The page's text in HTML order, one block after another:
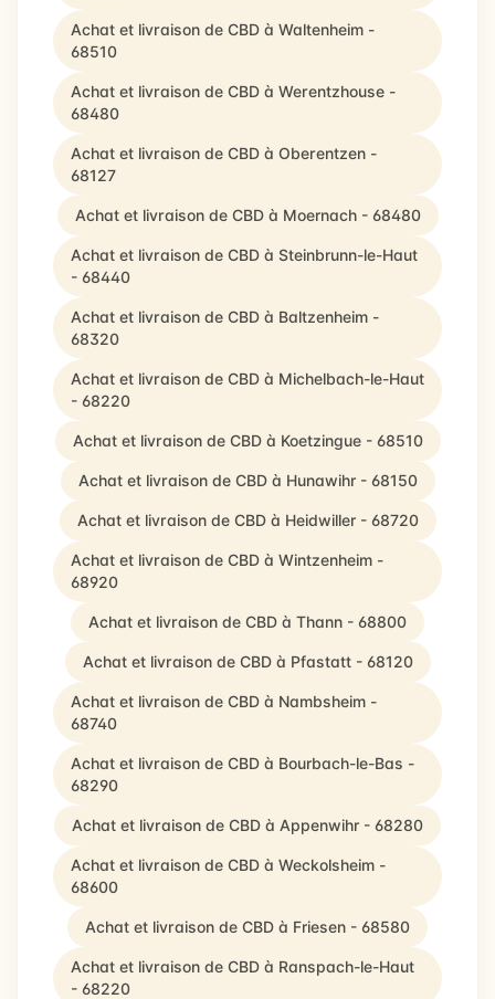
Achat et livraison de CBD à Waltenheim -
68510
Achat et livraison de CBD à Werentzhouse -
68480
Achat et livraison de CBD à Oberentzen -
68127
Achat et livraison de CBD à Moernach - 68480
Achat et livraison de CBD à Steinbrunn-le-Haut
- 68440
Achat et livraison de CBD à Baltzenheim -
68320
Achat et livraison de CBD à Michelbach-le-Haut
- 68220
Achat et livraison de CBD à Koetzingue - 68510
Achat et livraison de CBD à Hunawihr - 68150
Achat et livraison de CBD à Heidwiller - 68720
Achat et livraison de CBD à Wintzenheim -
68920
Achat et livraison de CBD à Thann - 68800
Achat et livraison de CBD à Pfastatt - 68120
Achat et livraison de CBD à Nambsheim -
68740
Achat et livraison de CBD à Bourbach-le-Bas -
68290
Achat et livraison de CBD à Appenwihr - 68280
Achat et livraison de CBD à Weckolsheim -
68600
Achat et livraison de CBD à Friesen - 68580
Achat et livraison de CBD à Ranspach-le-Haut
- 68220